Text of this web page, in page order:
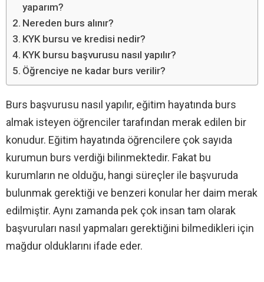
yaparım?
Nereden burs alınır?
KYK bursu ve kredisi nedir?
KYK bursu başvurusu nasıl yapılır?
Öğrenciye ne kadar burs verilir?
Burs başvurusu nasıl yapılır, eğitim hayatında burs
almak isteyen öğrenciler tarafından merak edilen bir
konudur. Eğitim hayatında öğrencilere çok sayıda
kurumun burs verdiği bilinmektedir. Fakat bu
kurumların ne olduğu, hangi süreçler ile başvuruda
bulunmak gerektiği ve benzeri konular her daim merak
edilmiştir. Aynı zamanda pek çok insan tam olarak
başvuruları nasıl yapmaları gerektiğini bilmedikleri için
mağdur olduklarını ifade eder.